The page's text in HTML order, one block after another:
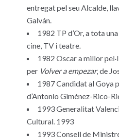
entregat pel seu Alcalde,
Galván.
1982 TP d’Or, a tota
cine, TV i teatre.
1982 Oscar a millor
per Volver a empezar, de
1987 Candidat al Goya
d’Antonio Giménez-Rico-
1993 Generalitat
Cultural. 1993
1993 Consell de